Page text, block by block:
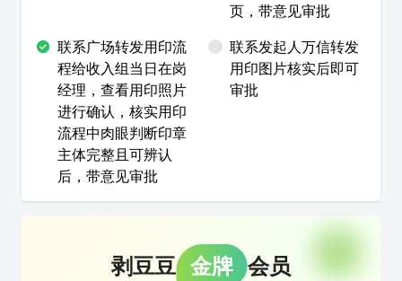
页，带意见审批
联系广场转发用印流
程给收入组当日在岗
经理，查看用印照片
进行确认，核实用印
流程中肉眼判断印章
主体完整且可辨认
后，带意见审批
联系发起人万信转发
用印图片核实后即可
审批
剥豆豆 金牌 会员